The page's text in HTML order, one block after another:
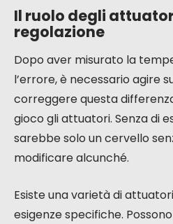
Il ruolo degli
regolazione
Dopo aver misurato la
l’errore, è necessario agire
correggere questa
gioco gli attuatori. Senza di
sarebbe solo un cervello
modificare alcunché.
Esiste una varietà di
esigenze specifiche.